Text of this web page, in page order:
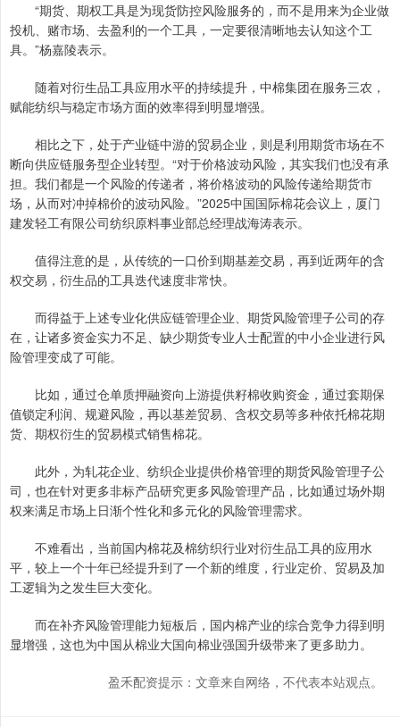
“期货、期权工具是为现货防控风险服务的，而不是用来为企业做
投机、赌市场、去盈利的一个工具，一定要很清晰地去认知这个工
具。”杨嘉陵表示。
随着对衍生品工具应用水平的持续提升，中棉集团在服务三农，
赋能纺织与稳定市场方面的效率得到明显增强。
相比之下，处于产业链中游的贸易企业，则是利用期货市场在不
断向供应链服务型企业转型。“对于价格波动风险，其实我们也没有承
担。我们都是一个风险的传递者，将价格波动的风险传递给期货市
场，从而对冲掉棉价的波动风险。”2025中国国际棉花会议上，厦门
建发轻工有限公司纺织原料事业部总经理战海涛表示。
值得注意的是，从传统的一口价到期基差交易，再到近两年的含
权交易，衍生品的工具迭代速度非常快。
而得益于上述专业化供应链管理企业、期货风险管理子公司的存
在，让诸多资金实力不足、缺少期货专业人士配置的中小企业进行风
险管理变成了可能。
比如，通过仓单质押融资向上游提供籽棉收购资金，通过套期保
值锁定利润、规避风险，再以基差贸易、含权交易等多种依托棉花期
货、期权衍生的贸易模式销售棉花。
此外，为轧花企业、纺织企业提供价格管理的期货风险管理子公
司，也在针对更多非标产品研究更多风险管理产品，比如通过场外期
权来满足市场上日渐个性化和多元化的风险管理需求。
不难看出，当前国内棉花及棉纺织行业对衍生品工具的应用水
平，较上一个十年已经提升到了一个新的维度，行业定价、贸易及加
工逻辑为之发生巨大变化。
而在补齐风险管理能力短板后，国内棉产业的综合竞争力得到明
显增强，这也为中国从棉业大国向棉业强国升级带来了更多助力。
盈禾配资提示：文章来自网络，不代表本站观点。